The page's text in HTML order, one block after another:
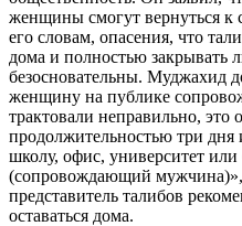
женщины смогут вернуться
его словам, опасения, что
дома и полностью закрывать
безосновательны. Муджахид
женщину на публике
трактовали неправильно, это
продолжительностью три дня
школу, офис, университет
(сопровождающий мужчина)»,
представитель талибов
оставаться дома.